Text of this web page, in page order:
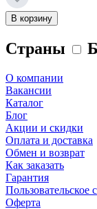
В корзину
Страны
О компании
Вакансии
Каталог
Блог
Акции и скидки
Оплата и доставка
Обмен и возврат
Как заказать
Гарантия
Пользовательское
Оферта